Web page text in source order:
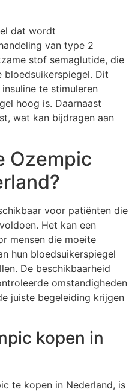
dat wordt
van type 2
stof semaglutide, die
bloedsuikerspiegel. Dit
te stimuleren
hoog is. Daarnaast
wat kan bijdragen aan
Ozempic
voor patiënten die
Het kan een
mensen die moeite
hun bloedsuikerspiegel
De beschikbaarheid
omstandigheden
juiste begeleiding krijgen
kopen in
te kopen in Nederland, is